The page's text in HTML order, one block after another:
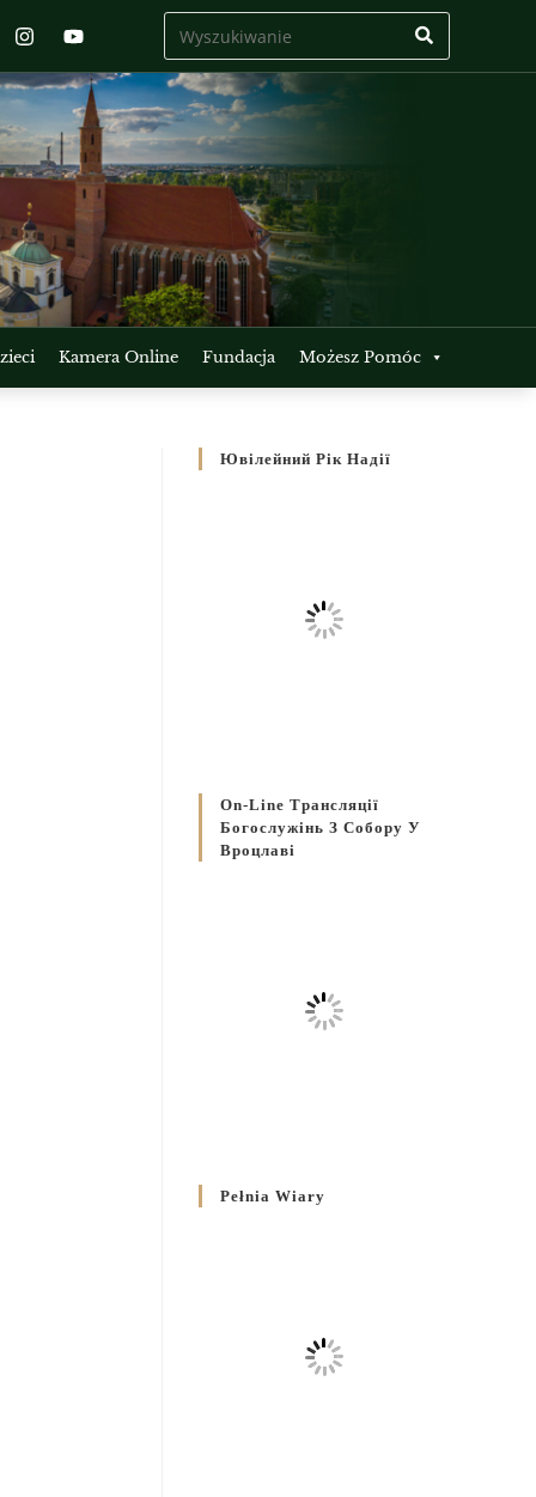
Kamera Online Fundacja Możesz Pomóc
Ювілейний Рік Надії
On-Line Трансляції
Богослужінь З Собору У
Вроцлаві
Pełnia Wiary